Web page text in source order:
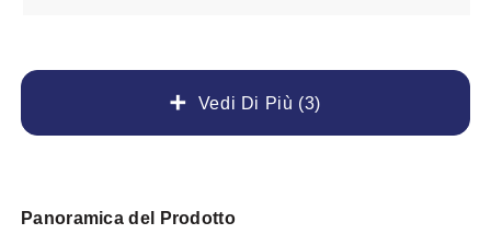
Vedi Di Più (3)
Panoramica del Prodotto